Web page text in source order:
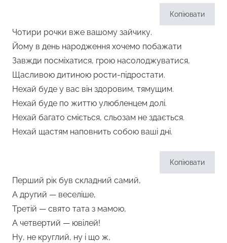
Копіювати
Чотири рочки вже вашому зайчику.
Йому в день народження хочемо побажати
Завжди посміхатися, грою насолоджуватися,
Щасливою дитиною рости-підростати.
Нехай буде у вас він здоровим, тямущим.
Нехай буде по життю улюбленцем долі.
Нехай багато сміється, сльозам не здається.
Нехай щастям наповнить собою ваші дні.
Копіювати
Перший рік був складний самий,
А другий — веселіше,
Третій — свято тата з мамою,
А четвертий — ювілей!
Ну, не круглий, ну і що ж,